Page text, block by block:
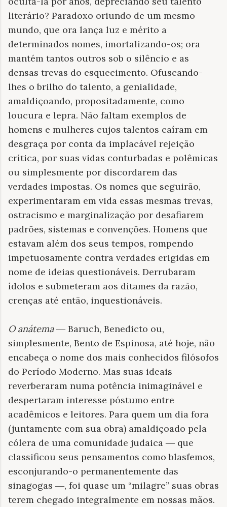
literário? Paradoxo oriundo de um mesmo
mundo, que ora lança luz e mérito a
determinados nomes, imortalizando-os; ora
mantém tantos outros sob o silêncio e as
densas trevas do esquecimento. Ofuscando-
lhes o brilho do talento, a genialidade,
amaldiçoando, propositadamente, como
loucura e lepra. Não faltam exemplos de
homens e mulheres cujos talentos caíram em
desgraça por conta da implacável rejeição
crítica, por suas vidas conturbadas e polêmicas
ou simplesmente por discordarem das
verdades impostas. Os nomes que seguirão,
experimentaram em vida essas mesmas trevas,
ostracismo e marginalização por desafiarem
padrões, sistemas e convenções. Homens que
estavam além dos seus tempos, rompendo
impetuosamente contra verdades erigidas em
nome de ideias questionáveis. Derrubaram
ídolos e submeteram aos ditames da razão,
crenças até então, inquestionáveis.
O anátema — Baruch, Benedicto ou,
simplesmente, Bento de Espinosa, até hoje, não
encabeça o nome dos mais conhecidos filósofos
do Período Moderno. Mas suas ideais
reverberaram numa potência inimaginável e
despertaram interesse póstumo entre
acadêmicos e leitores. Para quem um dia fora
(juntamente com sua obra) amaldiçoado pela
cólera de uma comunidade judaica — que
classificou seus pensamentos como blasfemos,
esconjurando-o permanentemente das
sinagogas —, foi quase um “milagre” suas obras
terem chegado integralmente em nossas mãos.